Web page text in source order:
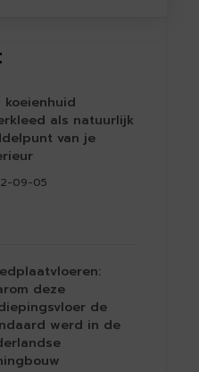
koeienhuid
als natuurlijk
van je
09-05
deze
de
werd in de